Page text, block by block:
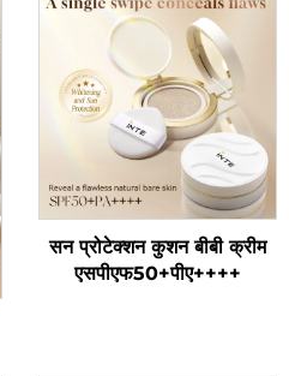
सन प्रोटेक्शन कुशन बीबी क्रीम
एसपीएफ50+पीए++++